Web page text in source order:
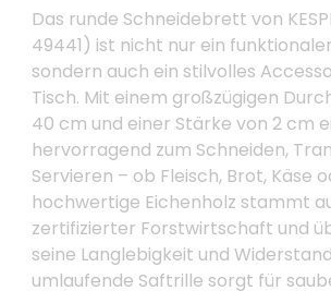
Das runde Schneidebrett von
49441) ist nicht nur ein
sondern auch ein stilvolles
Tisch. Mit einem großzügigen
40 cm und einer Stärke von 2 cm
hervorragend zum Schneiden,
Servieren – ob Fleisch, Brot, Käse
hochwertige Eichenholz stammt
zertifizierter Forstwirtschaft und
seine Langlebigkeit und
umlaufende Saftrille sorgt für